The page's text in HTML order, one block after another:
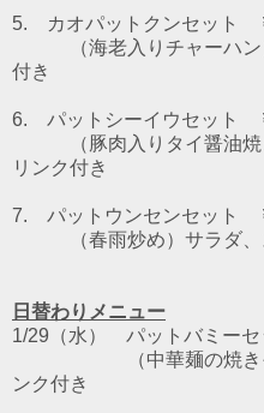
5. カオパットクンセット
（海老入りチャーハン）
付き
6. パットシーイウセット
（豚肉入りタイ醤油焼き
リンク付き
7. パットウンセンセット
（春雨炒め）サラダ、
日替わりメニュー
1/29（水） パットバミー
（中華麺の焼きそば
ンク付き